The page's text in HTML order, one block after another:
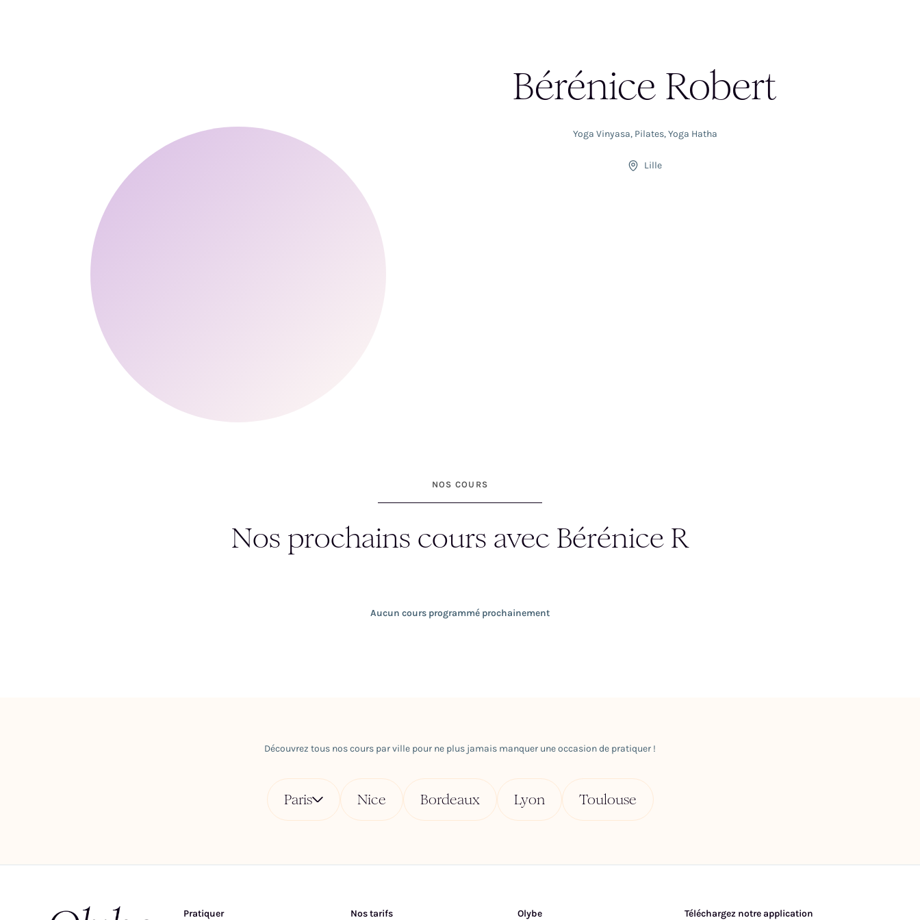
Bérénice Robert
Yoga Vinyasa, Pilates,Yoga Hatha
Lille
NOS COURS
Nos prochains cours avec Bérénice R
Aucun cours programmé prochainement
Découvrez tous nos cours par ville pour ne plus jamais manquer une occasion de pratiquer !
Paris Nice Bordeaux Lyon Toulouse
Pratiquer Nos tarifs Olybe Téléchargez notre application